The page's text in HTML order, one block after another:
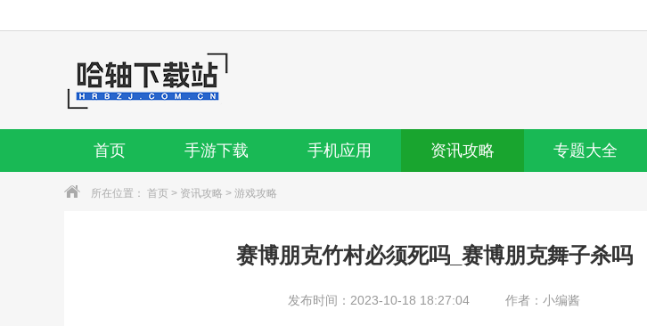
首页 手游下载 手机应用 资讯攻略 专题大全
所在位置： 首页 > 资讯攻略 > 游戏攻略
赛博朋克竹村必须死吗_赛博朋克舞子杀吗
发布时间：2023-10-18 18:27:04 作者：小编酱